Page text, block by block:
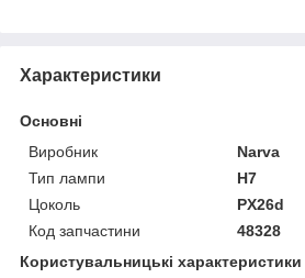
Характеристики
Основні
Виробник
Narva
Тип лампи
H7
Цоколь
PX26d
Код запчастини
48328
Користувальницькі характеристики